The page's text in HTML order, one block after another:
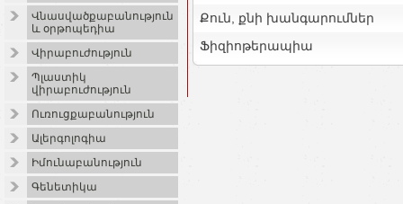
Վնասվածքաբանություն
և օրթոպեդիա
Վիրաբուժություն
Պլաստիկ
վիրաբուժություն
Ուռուցքաբանություն
Ալերգոլոգիա
Իմունաբանություն
Գենետիկա
Քուն, քնի խանգարումներ
Ֆիզիոթերապիա